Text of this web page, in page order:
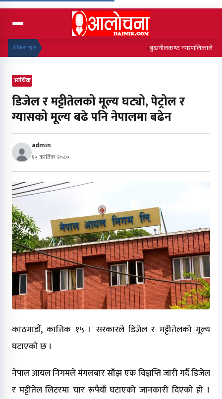
ब्रेकिङ न्युज बुढानीलकण्ठ नगरपालिकाले जुत्ता
आर्थिक
डिजेल र मट्टीतेलको मूल्य घट्यो, पेट्रोल र
ग्यासको मूल्य बढे पनि नेपालमा बढेन
admin
१५ कार्तिक २०८०
काठमाडौं, कात्तिक १५ । सरकारले डिजेल र मट्टीतेलको मूल्य
घटाएको छ ।
नेपाल आयल निगमले मंगलबार साँझ एक विज्ञप्ति जारी गर्दै डिजेल
र मट्टीतेल लिटरमा चार रूपैयाँ घटाएको जानकारी दिएको हो ।